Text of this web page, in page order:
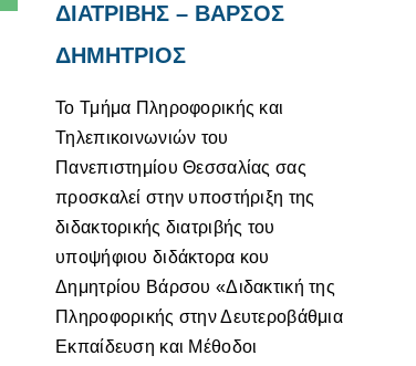
ΔΙΑΤΡΙΒΗΣ – ΒΑΡΣΟΣ
ΔΗΜΗΤΡΙΟΣ
Το Τμήμα Πληροφορικής και
Τηλεπικοινωνιών του
Πανεπιστημίου Θεσσαλίας σας
προσκαλεί στην υποστήριξη της
διδακτορικής διατριβής του
υποψήφιου διδάκτορα κου
Δημητρίου Βάρσου «Διδακτική της
Πληροφορικής στην Δευτεροβάθμια
Εκπαίδευση και Μέθοδοι